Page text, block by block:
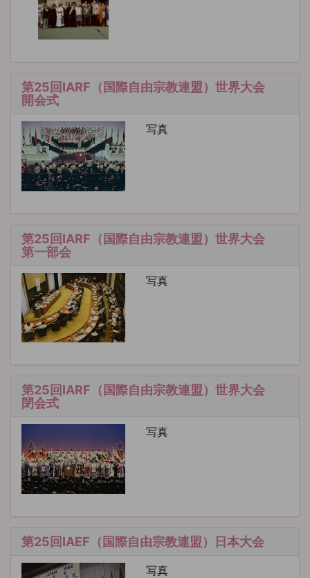
第25回IARF（国際自由宗教連盟）世界大会
開会式
写真
第25回IARF（国際自由宗教連盟）世界大会
第一部会
写真
第25回IARF（国際自由宗教連盟）世界大会
閉会式
写真
第25回IAEF（国際自由宗教連盟）日本大会
写真